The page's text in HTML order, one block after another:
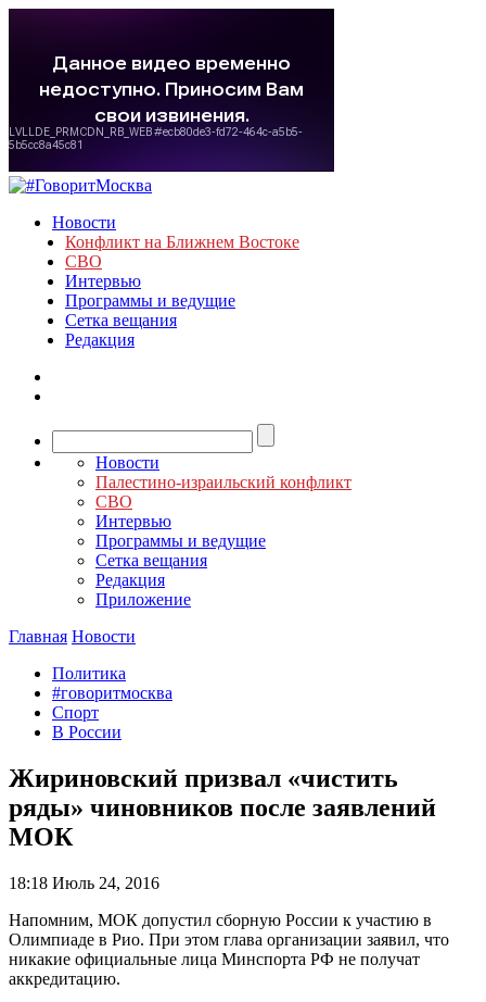
Новости
Конфликт на Ближнем Востоке
СВО
Интервью
Программы и ведущие
Сетка вещания
Редакция
Новости
Палестино-израильский конфликт
СВО
Интервью
Программы и ведущие
Сетка вещания
Редакция
Приложение
Главная Новости
Политика
#говоритмосква
Спорт
В России
Жириновский призвал «чистить
ряды» чиновников после заявлений
МОК
18:18 Июль 24, 2016
Напомним, МОК допустил сборную России к участию в
Олимпиаде в Рио. При этом глава организации заявил, что
никакие официальные лица Минспорта РФ не получат
аккредитацию.